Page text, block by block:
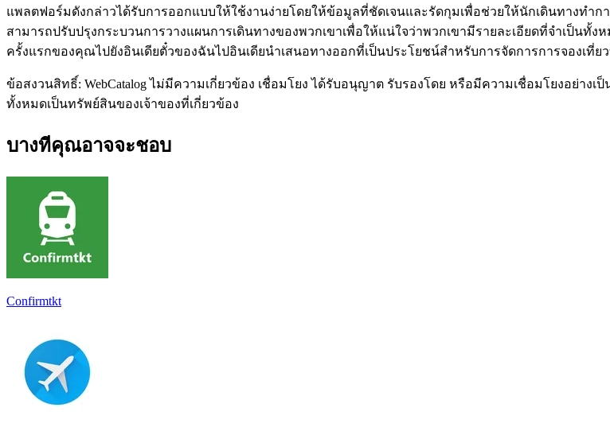
แพลตฟอร์มดังกล่าวได้รับการออกแบบให้ใช้งานง่ายโดยให้ข้อมูลที่ชัดเจนและรัดกุมเพื่อช่วยให้นักเดินทางทำ
สามารถปรับปรุงกระบวนการวางแผนการเดินทางของพวกเขาเพื่อให้แน่ใจว่าพวกเขามีรายละเอียดที่จำเป็น
ครั้งแรกของคุณไปยังอินเดียตั๋วของฉันไปอินเดียนำเสนอทางออกที่เป็นประโยชน์สำหรับการจัดการการจองเที่ย
ข้อสงวนสิทธิ์: WebCatalog ไม่มีความเกี่ยวข้อง เชื่อมโยง ได้รับอนุญาต รับรองโดย หรือมีความเชื่อมโยงอย่า
ทั้งหมดเป็นทรัพย์สินของเจ้าของที่เกี่ยวข้อง
บางทีคุณอาจจะชอบ
Confirmtkt